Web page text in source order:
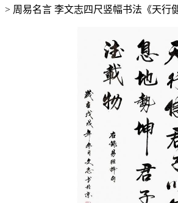
> 周易名言 李文志四尺竖幅书法《天行